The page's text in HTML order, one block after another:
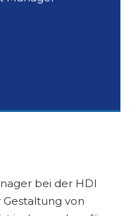
bei der HDI
von